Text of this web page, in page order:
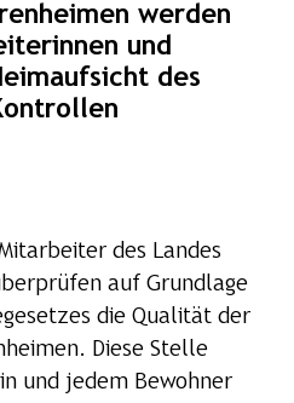
werden
und
des
des Landes
auf Grundlage
die Qualität der
Diese Stelle
und jedem Bewohner